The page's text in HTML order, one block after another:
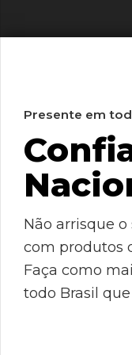
Presente em
Não arrisque
com produtos
Faça como
todo Brasil
0
1
2
0
1
2
3
0
1
2
0
1
0
1